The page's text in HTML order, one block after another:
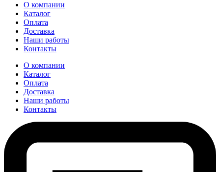
О компании
Каталог
Оплата
Доставка
Наши работы
Контакты
О компании
Каталог
Оплата
Доставка
Наши работы
Контакты